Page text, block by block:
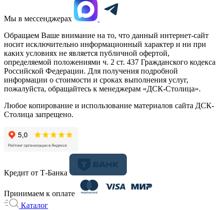
Мы в мессенджерах
Обращаем Ваше внимание на то, что данный интернет-сайт
носит исключительно информационный характер и ни при
каких условиях не является публичной офертой,
определяемой положениями ч. 2 ст. 437 Гражданского кодекса
Российской Федерации. Для получения подробной
информации о стоимости и сроках выполнения услуг,
пожалуйста, обращайтесь к менеджерам «ДСК-Столица».
Любое копирование и использование материалов сайта ДСК-
Столица запрещено.
Кредит от Т-Банка
Принимаем к оплате
Каталог